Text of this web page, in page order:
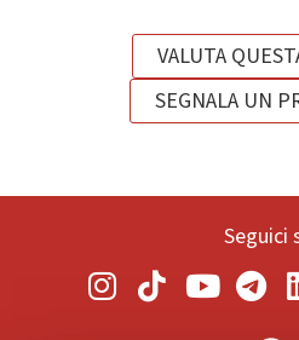
VALUTA
SEGNALA UN
Seguici